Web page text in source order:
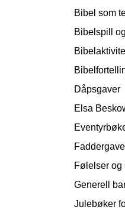
Bibel som
Bibelspill
Dåpsgaver
Elsa
Følelser og
Generell
Julebøker